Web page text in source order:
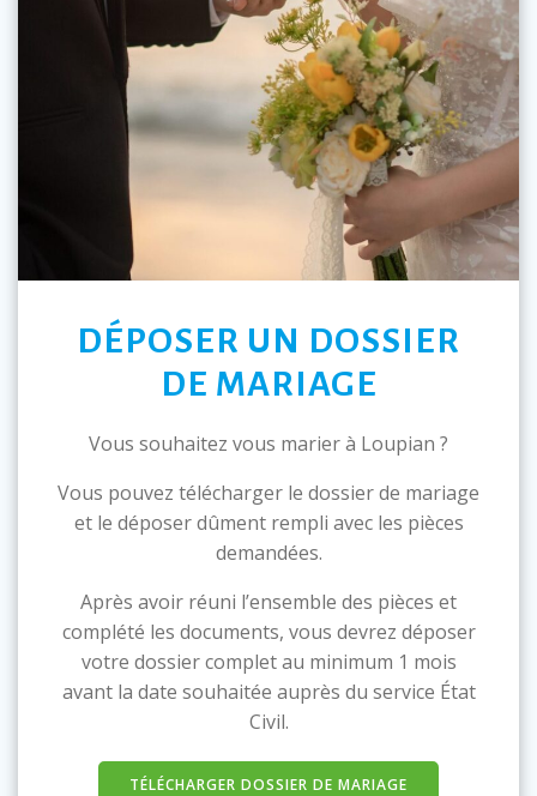
DÉPOSER UN DOSSIER
DE MARIAGE
Vous souhaitez vous marier à Loupian ?
Vous pouvez télécharger le dossier de mariage
et le déposer dûment rempli avec les pièces
demandées.
Après avoir réuni l’ensemble des pièces et
complété les documents, vous devrez déposer
votre dossier complet au minimum 1 mois
avant la date souhaitée auprès du service État
Civil.
TÉLÉCHARGER DOSSIER DE MARIAGE